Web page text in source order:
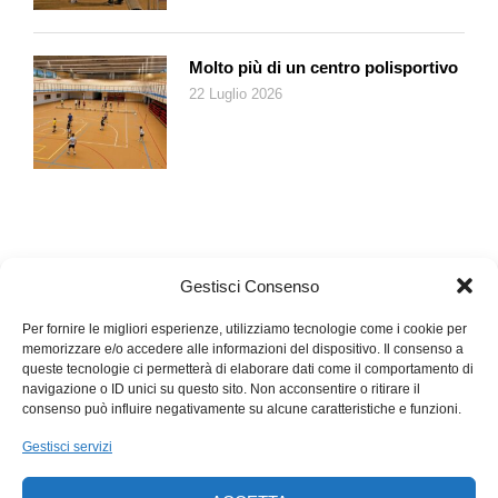
Gestisci Consenso
Per fornire le migliori esperienze, utilizziamo tecnologie come i cookie per
memorizzare e/o accedere alle informazioni del dispositivo. Il consenso a
queste tecnologie ci permetterà di elaborare dati come il comportamento di
navigazione o ID unici su questo sito. Non acconsentire o ritirare il
consenso può influire negativamente su alcune caratteristiche e funzioni.
Gestisci servizi
film all’americana, ma riesce insieme a restare fedele alla
propria poetica e a calarsi nella nuova situazione. E forse in
questo quadro di sogni e rabbia si può vedere qualcosa del
giovane Martin Scorsese.
Molto più di un centro polisportivo
22 Luglio 2026